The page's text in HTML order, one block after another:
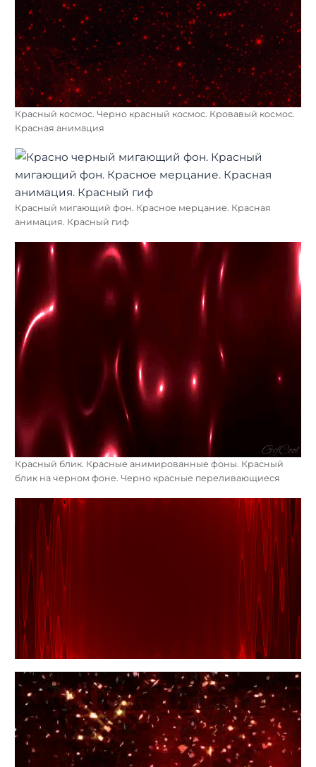
Красный космос. Черно красный космос. Кровавый космос.
Красная анимация
Красный мигающий фон. Красное мерцание. Красная
анимация. Красный гиф
Красный блик. Красные анимированные фоны. Красный
блик на черном фоне. Черно красные переливающиеся
Найти: